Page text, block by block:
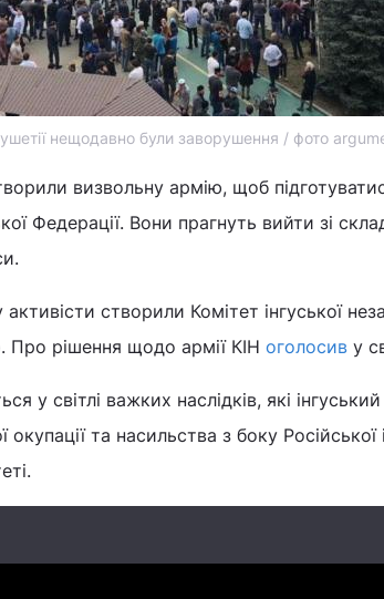
нещодавно були заворушення / фото
визвольну армію, щоб
Федерації. Вони прагнуть вийти зі
створили Комітет інгуської
Про рішення щодо армії КІН оголосив у
у світлі важких наслідків, які
окупації та насильства з боку Російської